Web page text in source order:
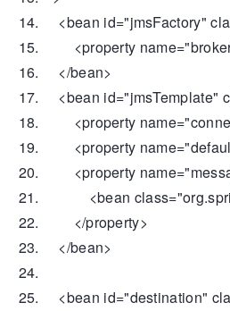
<bean id="jmsFactory"
<property name=
</bean>
<bean id="jmsTemplate"
<property name=
<property name=
<property name=
<bean class=
</property>
</bean>
<bean id="destination"